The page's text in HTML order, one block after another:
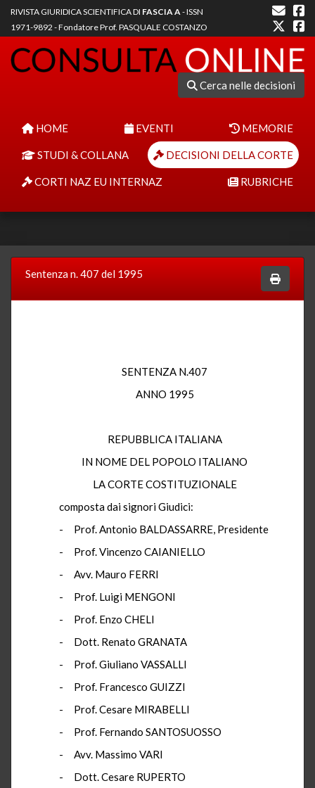
RIVISTA GIURIDICA SCIENTIFICA DI FASCIA A- ISSN
1971-9892 - Fondatore Prof. PASQUALE COSTANZO
Cerca nelle decisioni
HOME EVENTI MEMORIE
STUDI & COLLANA DECISIONI DELLA CORTE
CORTI NAZ EU INTERNAZ RUBRICHE
Sentenza n. 407 del 1995
SENTENZA N.407
ANNO 1995
REPUBBLICA ITALIANA
IN NOME DEL POPOLO ITALIANO
LA CORTE COSTITUZIONALE
composta dai signori Giudici:
- Prof. Antonio BALDASSARRE, Presidente
- Prof. Vincenzo CAIANIELLO
- Avv. Mauro FERRI
- Prof. Luigi MENGONI
- Prof. Enzo CHELI
- Dott. Renato GRANATA
- Prof. Giuliano VASSALLI
- Prof. Francesco GUIZZI
- Prof. Cesare MIRABELLI
- Prof. Fernando SANTOSUOSSO
- Avv. Massimo VARI
- Dott. Cesare RUPERTO